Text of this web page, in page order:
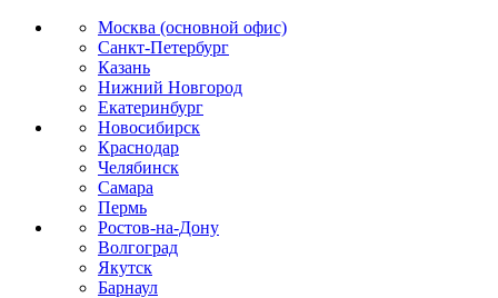
Москва (основной офис)
Санкт-Петербург
Казань
Нижний Новгород
Екатеринбург
Новосибирск
Краснодар
Челябинск
Самара
Пермь
Ростов-на-Дону
Волгоград
Якутск
Барнаул